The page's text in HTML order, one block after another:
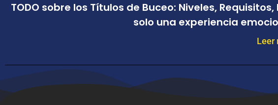
TODO sobre los Títulos de Buceo: Niveles,
solo una experiencia
Leer